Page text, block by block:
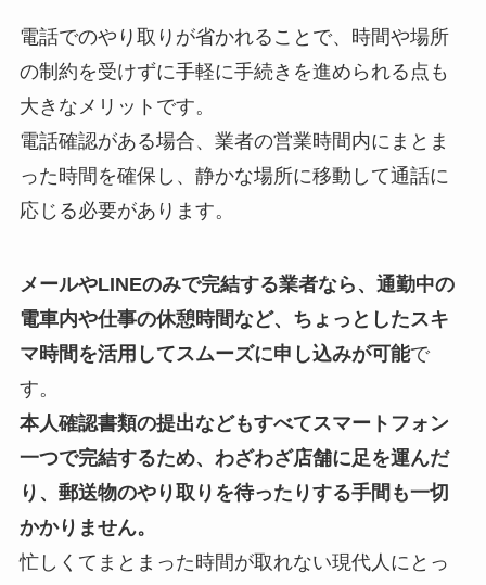
電話でのやり取りが省かれることで、時間や場所
の制約を受けずに手軽に手続きを進められる点も
大きなメリットです。
電話確認がある場合、業者の営業時間内にまとま
った時間を確保し、静かな場所に移動して通話に
応じる必要があります。
メールやLINEのみで完結する業者なら、通勤中の
電車内や仕事の休憩時間など、ちょっとしたスキ
マ時間を活用してスムーズに申し込みが可能で
す。
本人確認書類の提出などもすべてスマートフォン
一つで完結するため、わざわざ店舗に足を運んだ
り、郵送物のやり取りを待ったりする手間も一切
かかりません。
忙しくてまとまった時間が取れない現代人にとっ